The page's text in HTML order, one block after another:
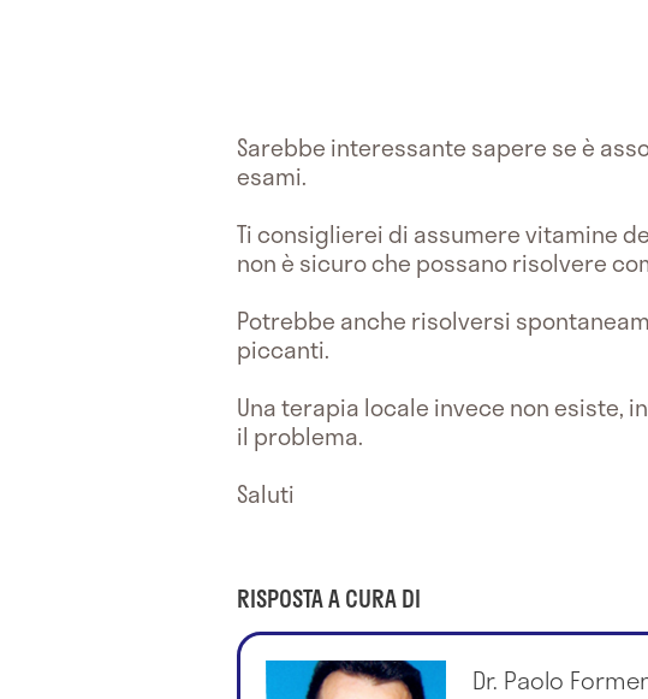
Sarebbe interessante sapere se è
esami.
Ti consiglierei di assumere vitamine
non è sicuro che possano risolvere
Potrebbe anche risolversi
piccanti.
Una terapia locale invece non esiste,
il problema.
Saluti
RISPOSTA A CURA DI
Dr. Paolo